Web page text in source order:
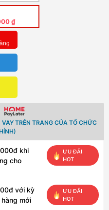
₫
TRÊN TRANG CỦA TỔ CHỨC
khi
cho
ƯU ĐÃI
HOT
với kỳ
mới
ƯU ĐÃI
HOT